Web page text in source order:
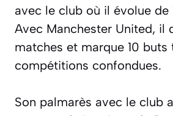
avec le club où il évolue de
Avec Manchester United, il
matches et marque 10 buts
compétitions confondues.
Son palmarès avec le club